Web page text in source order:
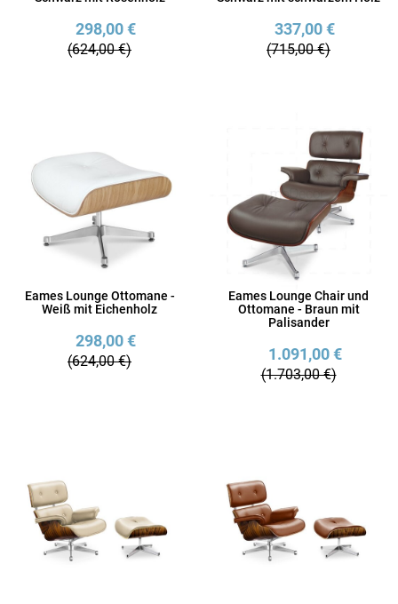
298,00 €
(624,00 €)
337,00 €
(715,00 €)
Eames Lounge Ottomane -
Weiß mit Eichenholz
298,00 €
(624,00 €)
Eames Lounge Chair und
Ottomane - Braun mit
Palisander
1.091,00 €
(1.703,00 €)